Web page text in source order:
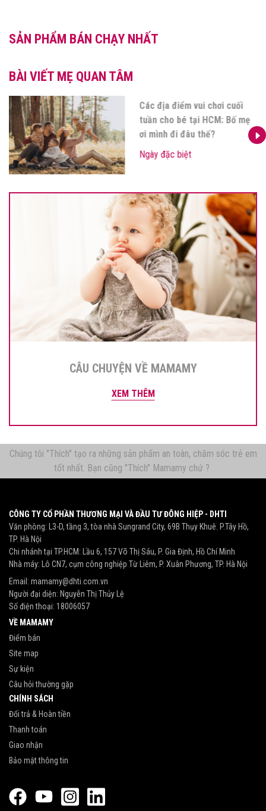
SẢN PHẨM BÁN CHẠY NHẤT
BÀI VIẾT MẸ QUAN TÂM
Các địa điểm vui chơi cuối
tuần cho bé tại HCM: Bố mẹ
ơi mình đi đâu thế?
Ngày đặc biệt
CÂU CHUYỆN VỀ MAMAMY
XEM THÊM
Chúng tôi "Thích" tạo ra những sản phẩm an toàn, chăm sóc trẻ em
tốt nhất. Bạn cũng "Thích" Mamamy chứ ?
CÔNG TY CỔ PHẦN THƯƠNG MẠI VÀ ĐẦU TƯ ĐÔNG HIỆP - DHTI
Văn phòng: L3-D, tầng 3, tòa nhà Sungrand City, 69B Thụy Khuê. P.Tây Hồ,
TP. Hà Nội
Chi nhánh tại TP.HCM: Lầu 6, 157 Võ Thị Sáu, P. Gia Định, Hồ Chí Minh
Nhà máy: Lô CN7, cụm công nghiệp Từ Liêm, P. Xuân Phương, TP. Hà Nội
Email: mamamy@dhti.com.vn
Người đại diện: Nguyễn Thị Thủy Lệ
Số điện thoại: 18006057
VỀ MAMAMY
Điểm bán
Site map
Sự kiện
Câu hỏi thường gặp
CHÍNH SÁCH
Đổi trả & Hoàn tiền
Thanh toán
Giao nhận
Bảo mật thông tin